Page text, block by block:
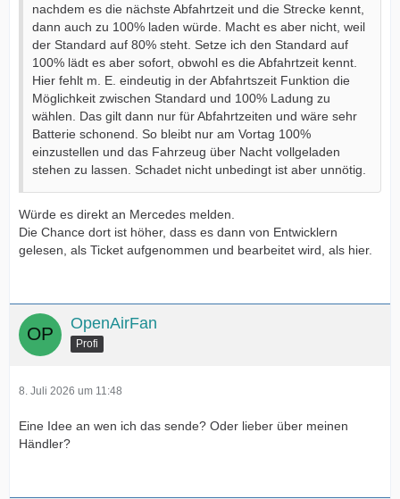
nachdem es die nächste Abfahrtzeit und die Strecke kennt,
dann auch zu 100% laden würde. Macht es aber nicht, weil
der Standard auf 80% steht. Setze ich den Standard auf
100% lädt es aber sofort, obwohl es die Abfahrtzeit kennt.
Hier fehlt m. E. eindeutig in der Abfahrtszeit Funktion die
Möglichkeit zwischen Standard und 100% Ladung zu
wählen. Das gilt dann nur für Abfahrtzeiten und wäre sehr
Batterie schonend. So bleibt nur am Vortag 100%
einzustellen und das Fahrzeug über Nacht vollgeladen
stehen zu lassen. Schadet nicht unbedingt ist aber unnötig.
Würde es direkt an Mercedes melden.
Die Chance dort ist höher, dass es dann von Entwicklern
gelesen, als Ticket aufgenommen und bearbeitet wird, als hier.
OpenAirFan
Profi
8. Juli 2026 um 11:48
Eine Idee an wen ich das sende? Oder lieber über meinen
Händler?